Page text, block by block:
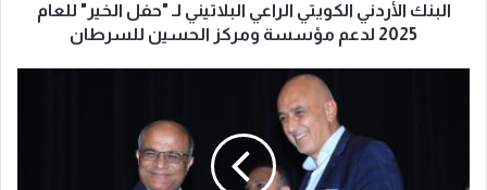
البنك الأردني الكويتي الراعي البلاتيني لـ "حفل الخير" للعام
2025 لدعم مؤسسة ومركز الحسين للسرطان